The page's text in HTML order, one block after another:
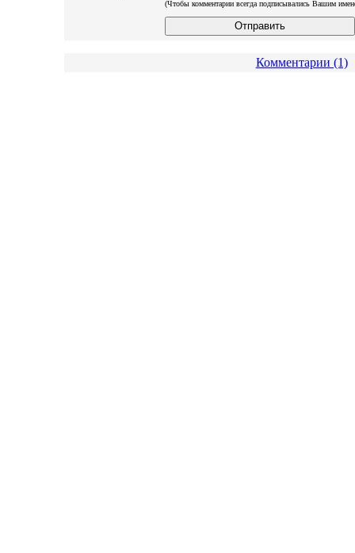
(Чтобы комментарии всегда подписывались Вашим
Комментарии (1)